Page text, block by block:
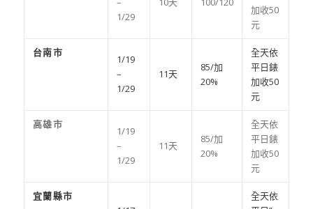
1/29
加收50
元
台南市
1/19
–
1/29
11天
85/加
20%
全天依
平日錶
加收50
元
高雄市
1/19
–
1/29
11天
85/加
20%
全天依
平日錶
加收50
元
宜蘭縣市
全天依